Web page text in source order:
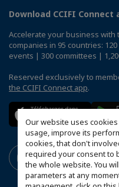
Our website uses
usage, improve its
cookies, that don't
required your consent to
the whole website. You
parameters at any
Download CCIFI Connect
Accelerate your business
companies in 95 countries:
events | 300 committees |
Reserved exclusively to
the CCIFI Connect app.